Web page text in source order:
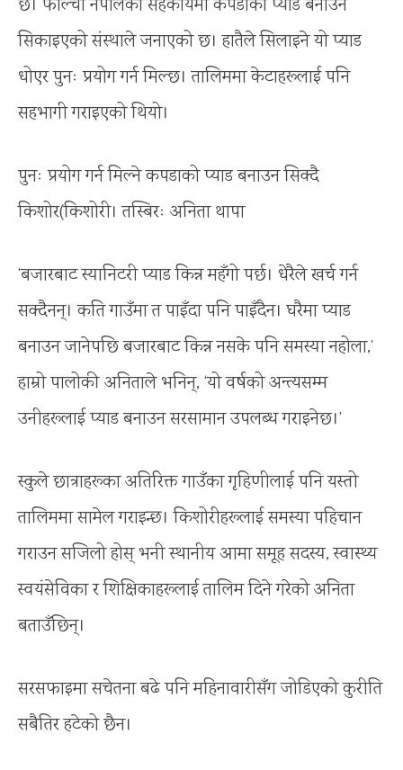
छ। फाल्चा नेपालको सहकार्यमा कपडाको प्याड बनाउन
सिकाइएको संस्थाले जनाएको छ। हातैले सिलाइने यो प्याड
धोएर पुनः प्रयोग गर्न मिल्छ। तालिममा केटाहरूलाई पनि
सहभागी गराइएको थियो।
पुनः प्रयोग गर्न मिल्ने कपडाको प्याड बनाउन सिक्दै
किशोर(किशोरी। तस्बिरः अनिता थापा
‘बजारबाट स्यानिटरी प्याड किन्न महँगो पर्छ। धेरैले खर्च गर्न
सक्दैनन्। कति गाउँमा त पाइँदा पनि पाइँदैन। घरैमा प्याड
बनाउन जानेपछि बजारबाट किन्न नसके पनि समस्या नहोला,’
हाम्रो पालोकी अनिताले भनिन्, ‘यो वर्षको अन्त्यसम्म
उनीहरूलाई प्याड बनाउन सरसामान उपलब्ध गराइनेछ।’
स्कुले छात्राहरूका अतिरिक्त गाउँका गृहिणीलाई पनि यस्तो
तालिममा सामेल गराइन्छ। किशोरीहरूलाई समस्या पहिचान
गराउन सजिलो होस् भनी स्थानीय आमा समूह सदस्य, स्वास्थ्य
स्वयंसेविका र शिक्षिकाहरूलाई तालिम दिने गरेको अनिता
बताउँछिन्।
सरसफाइमा सचेतना बढे पनि महिनावारीसँग जोडिएको कुरीति
सबैतिर हटेको छैन।